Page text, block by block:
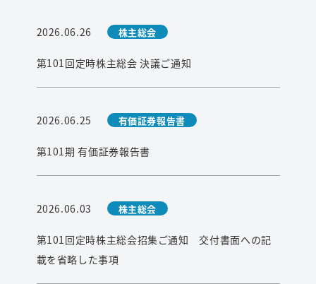
2026.06.26 株主総会
第101回定時株主総会 決議ご通知
2026.06.25 有価証券報告書
第101期 有価証券報告書
2026.06.03 株主総会
第101回定時株主総会招集ご通知 交付書面への記
載を省略した事項